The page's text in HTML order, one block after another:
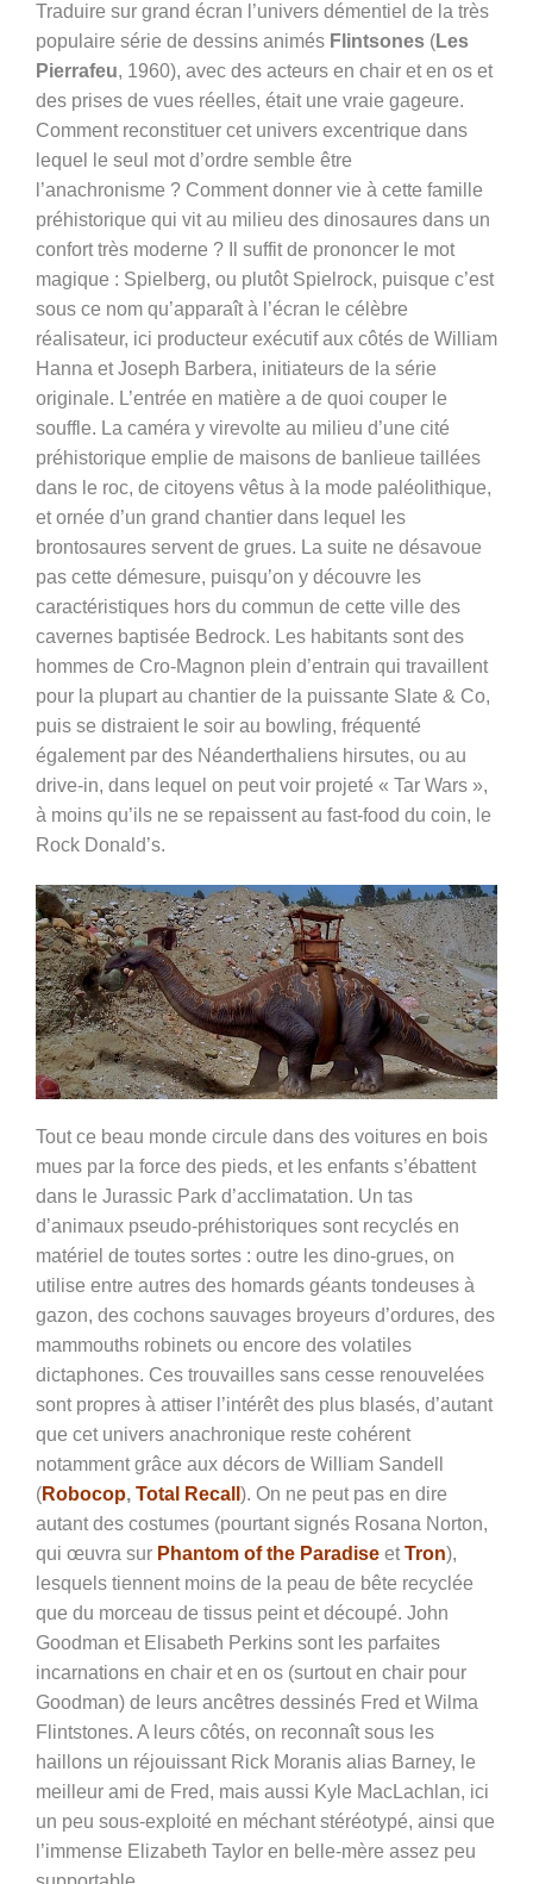
Traduire sur grand écran l’univers démentiel de la très
populaire série de dessins animés Flintsones (Les
Pierrafeu, 1960), avec des acteurs en chair et en os et
des prises de vues réelles, était une vraie gageure.
Comment reconstituer cet univers excentrique dans
lequel le seul mot d’ordre semble être
l’anachronisme ? Comment donner vie à cette famille
préhistorique qui vit au milieu des dinosaures dans un
confort très moderne ? Il suffit de prononcer le mot
magique : Spielberg, ou plutôt Spielrock, puisque c’est
sous ce nom qu’apparaît à l’écran le célèbre
réalisateur, ici producteur exécutif aux côtés de William
Hanna et Joseph Barbera, initiateurs de la série
originale. L’entrée en matière a de quoi couper le
souffle. La caméra y virevolte au milieu d’une cité
préhistorique emplie de maisons de banlieue taillées
dans le roc, de citoyens vêtus à la mode paléolithique,
et ornée d’un grand chantier dans lequel les
brontosaures servent de grues. La suite ne désavoue
pas cette démesure, puisqu’on y découvre les
caractéristiques hors du commun de cette ville des
cavernes baptisée Bedrock. Les habitants sont des
hommes de Cro-Magnon plein d’entrain qui travaillent
pour la plupart au chantier de la puissante Slate & Co,
puis se distraient le soir au bowling, fréquenté
également par des Néanderthaliens hirsutes, ou au
drive-in, dans lequel on peut voir projeté « Tar Wars »,
à moins qu’ils ne se repaissent au fast-food du coin, le
Rock Donald’s.
Tout ce beau monde circule dans des voitures en bois
mues par la force des pieds, et les enfants s’ébattent
dans le Jurassic Park d’acclimatation. Un tas
d’animaux pseudo-préhistoriques sont recyclés en
matériel de toutes sortes : outre les dino-grues, on
utilise entre autres des homards géants tondeuses à
gazon, des cochons sauvages broyeurs d’ordures, des
mammouths robinets ou encore des volatiles
dictaphones. Ces trouvailles sans cesse renouvelées
sont propres à attiser l’intérêt des plus blasés, d’autant
que cet univers anachronique reste cohérent
notamment grâce aux décors de William Sandell
(Robocop, Total Recall ). On ne peut pas en dire
autant des costumes (pourtant signés Rosana Norton,
qui œuvra sur Phantom of the Paradise etTron),
lesquels tiennent moins de la peau de bête recyclée
que du morceau de tissus peint et découpé. John
Goodman et Elisabeth Perkins sont les parfaites
incarnations en chair et en os (surtout en chair pour
Goodman) de leurs ancêtres dessinés Fred et Wilma
Flintstones. A leurs côtés, on reconnaît sous les
haillons un réjouissant Rick Moranis alias Barney, le
meilleur ami de Fred, mais aussi Kyle MacLachlan, ici
un peu sous-exploité en méchant stéréotypé, ainsi que
l’immense Elizabeth Taylor en belle-mère assez peu